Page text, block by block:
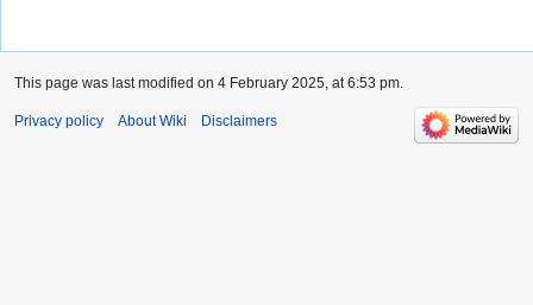
This page was last modified on 4 February 2025, at 6:53 pm.
Privacy policy About Wiki Disclaimers